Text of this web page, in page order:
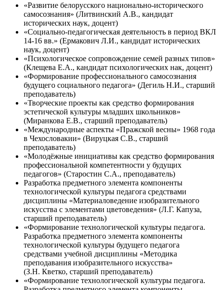
«Развитие белорусского национально-исторического
самосознания» (Литвинский А.В., кандидат
исторических наук, доцент)
«Социально-педагогическая деятельность в период ВКЛ
14-16 вв.» (Ермакович Л.И., кандидат исторических
наук, доцент)
«Психологическое сопровождение семей разных типов»
(Клещева Е.А., кандидат психологических нак, доцент)
«Формирование профессионального самосознания
будущего социального педагога» (Дегиль Н.И., старший
преподаватель)
«Творческие проекты как средство формирования
эстетической культуры младших школьников»
(Миранкова Е.В., старший преподаватель)
«Международные аспекты «Пражской весны» 1968 года
в Чехословакии» (Вируцкая С.В., старший
преподаватель)
«Молодёжные инициативы как средство формирования
профессиональной компетентности у будущих
педагогов» (Старостин С.А., преподаватель)
Разработка предметного элемента компоненты
технологической культуры педагога средствами
дисциплины «Материаловедение изобразительного
искусства с элементами цветоведения» (Л.Г. Капуза,
старший преподаватель)
«Формирование технологической культуры педагога.
Разработка предметного элемента компоненты
технологической культуры будущего педагога
средствами учебной дисциплины «Методика
преподавания изобразительного искусства»
(З.Н. Кветко, старший преподаватель)
«Формирование технологической культуры педагога.